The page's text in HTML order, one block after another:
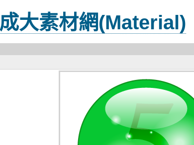
成大素材網(Material)